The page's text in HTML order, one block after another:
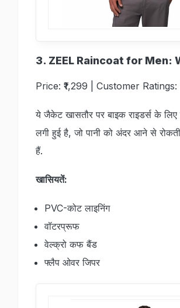
3. ZEEL Raincoat for
Price: ₹1,299 | Customer Ratings:
ये जैकेट खासतौर पर बाइक राइडर्स के
लगी हुई है, जो पानी को अंदर आने से
हैं.
खासियतें:
PVC-कोट लाइनिंग
वॉटरप्रूफ
वेल्‍क्रो कफ बैंड
फ्लैप ओवर जिपर